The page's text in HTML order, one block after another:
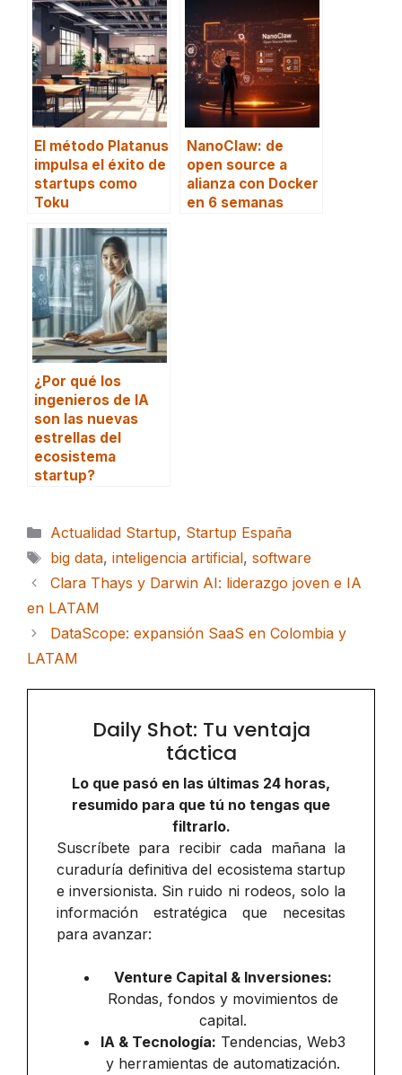
El método Platanus
impulsa el éxito de
startups como
Toku
NanoClaw: de
open source a
alianza con Docker
en 6 semanas
¿Por qué los
ingenieros de IA
son las nuevas
estrellas del
ecosistema
startup?
Categorías
Actualidad Startup, Startup España
Etiquetas
big data, inteligencia artificial, software
Clara Thays y Darwin AI: liderazgo joven e IA
en LATAM
DataScope: expansión SaaS en Colombia y
LATAM
Daily Shot: Tu ventaja
táctica
Lo que pasó en las últimas 24 horas,
resumido para que tú no tengas que
filtrarlo.
Suscríbete para recibir cada mañana la
curaduría definitiva del ecosistema startup
e inversionista. Sin ruido ni rodeos, solo la
información estratégica que necesitas
para avanzar:
Venture Capital & Inversiones:
Rondas, fondos y movimientos de
capital.
IA & Tecnología: Tendencias, Web3
y herramientas de automatización.